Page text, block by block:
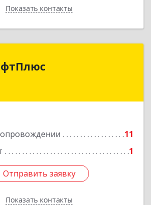
Показать контакты
Назад
11
1
Отправить заявку
Показать контакты
Отправить заявку
Назад